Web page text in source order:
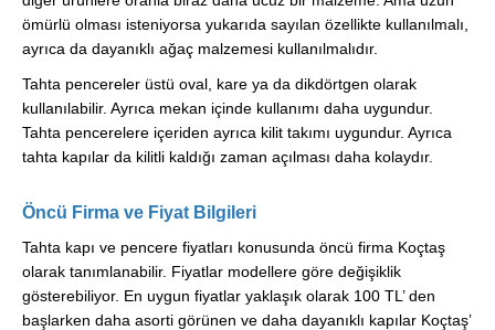
ömürlü olması isteniyorsa yukarıda sayılan özellikte kullanılmalı,
ayrıca da dayanıklı ağaç malzemesi kullanılmalıdır.
Tahta pencereler üstü oval, kare ya da dikdörtgen olarak
kullanılabilir. Ayrıca mekan içinde kullanımı daha uygundur.
Tahta pencerelere içeriden ayrıca kilit takımı uygundur. Ayrıca
tahta kapılar da kilitli kaldığı zaman açılması daha kolaydır.
Öncü Firma ve Fiyat Bilgileri
Tahta kapı ve pencere fiyatları konusunda öncü firma Koçtaş
olarak tanımlanabilir. Fiyatlar modellere göre değişiklik
gösterebiliyor. En uygun fiyatlar yaklaşık olarak 100 TL’ den
başlarken daha asorti görünen ve daha dayanıklı kapılar Koçtaş’